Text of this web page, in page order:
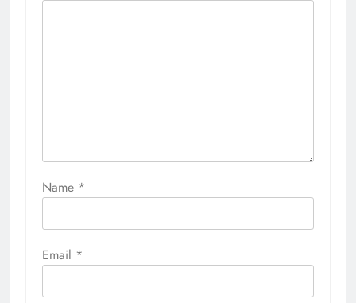
Name *
Email *